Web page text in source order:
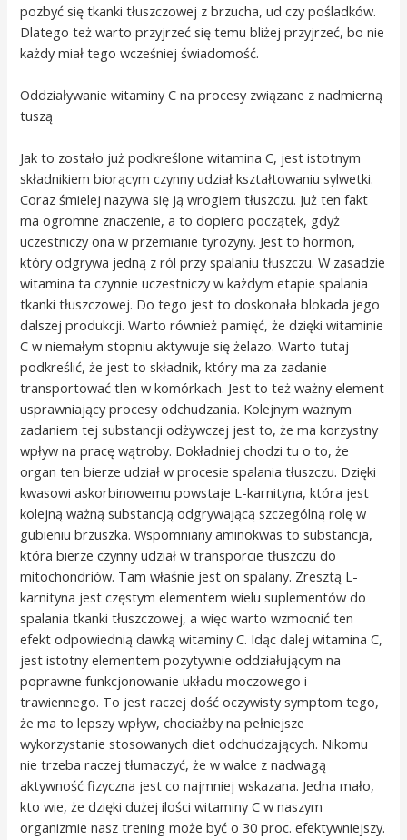
pozbyć się tkanki tłuszczowej z brzucha, ud czy pośladków.
Dlatego też warto przyjrzeć się temu bliżej przyjrzeć, bo nie
każdy miał tego wcześniej świadomość.
Oddziaływanie witaminy C na procesy związane z nadmierną
tuszą
Jak to zostało już podkreślone witamina C, jest istotnym
składnikiem biorącym czynny udział kształtowaniu sylwetki.
Coraz śmielej nazywa się ją wrogiem tłuszczu. Już ten fakt
ma ogromne znaczenie, a to dopiero początek, gdyż
uczestniczy ona w przemianie tyrozyny. Jest to hormon,
który odgrywa jedną z ról przy spalaniu tłuszczu. W zasadzie
witamina ta czynnie uczestniczy w każdym etapie spalania
tkanki tłuszczowej. Do tego jest to doskonała blokada jego
dalszej produkcji. Warto również pamięć, że dzięki witaminie
C w niemałym stopniu aktywuje się żelazo. Warto tutaj
podkreślić, że jest to składnik, który ma za zadanie
transportować tlen w komórkach. Jest to też ważny element
usprawniający procesy odchudzania. Kolejnym ważnym
zadaniem tej substancji odżywczej jest to, że ma korzystny
wpływ na pracę wątroby. Dokładniej chodzi tu o to, że
organ ten bierze udział w procesie spalania tłuszczu. Dzięki
kwasowi askorbinowemu powstaje L-karnityna, która jest
kolejną ważną substancją odgrywającą szczególną rolę w
gubieniu brzuszka. Wspomniany aminokwas to substancja,
która bierze czynny udział w transporcie tłuszczu do
mitochondriów. Tam właśnie jest on spalany. Zresztą L-
karnityna jest częstym elementem wielu suplementów do
spalania tkanki tłuszczowej, a więc warto wzmocnić ten
efekt odpowiednią dawką witaminy C. Idąc dalej witamina C,
jest istotny elementem pozytywnie oddziałującym na
poprawne funkcjonowanie układu moczowego i
trawiennego. To jest raczej dość oczywisty symptom tego,
że ma to lepszy wpływ, chociażby na pełniejsze
wykorzystanie stosowanych diet odchudzających. Nikomu
nie trzeba raczej tłumaczyć, że w walce z nadwagą
aktywność fizyczna jest co najmniej wskazana. Jedna mało,
kto wie, że dzięki dużej ilości witaminy C w naszym
organizmie nasz trening może być o 30 proc. efektywniejszy.